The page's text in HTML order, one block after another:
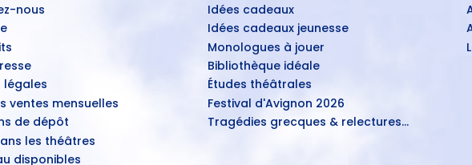
nous
légales
ventes mensuelles
de dépôt
les théâtres
disponibles
Idées cadeaux
Idées cadeaux jeunesse
Monologues à jouer
Bibliothèque idéale
Études théâtrales
Festival d'Avignon 2026
Tragédies grecques & relectures...